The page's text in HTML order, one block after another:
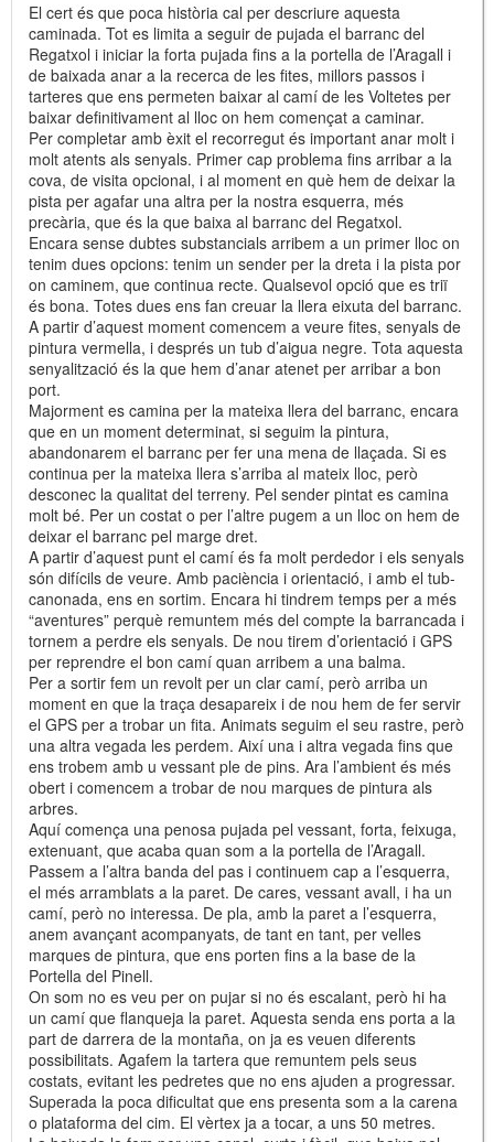
El cert és que poca història cal per descriure aquesta
caminada. Tot es limita a seguir de pujada el barranc del
Regatxol i iniciar la forta pujada fins a la portella de l’Aragall i
de baixada anar a la recerca de les fites, millors passos i
tarteres que ens permeten baixar al camí de les Voltetes per
baixar definitivament al lloc on hem començat a caminar.
Per completar amb èxit el recorregut és important anar molt i
molt atents als senyals. Primer cap problema fins arribar a la
cova, de visita opcional, i al moment en què hem de deixar la
pista per agafar una altra per la nostra esquerra, més
precària, que és la que baixa al barranc del Regatxol.
Encara sense dubtes substancials arribem a un primer lloc on
tenim dues opcions: tenim un sender per la dreta i la pista por
on caminem, que continua recte. Qualsevol opció que es triï
és bona. Totes dues ens fan creuar la llera eixuta del barranc.
A partir d’aquest moment comencem a veure fites, senyals de
pintura vermella, i després un tub d’aigua negre. Tota aquesta
senyalització és la que hem d’anar atenet per arribar a bon
port.
Majorment es camina per la mateixa llera del barranc, encara
que en un moment determinat, si seguim la pintura,
abandonarem el barranc per fer una mena de llaçada. Si es
continua per la mateixa llera s’arriba al mateix lloc, però
desconec la qualitat del terreny. Pel sender pintat es camina
molt bé. Per un costat o per l’altre pugem a un lloc on hem de
deixar el barranc pel marge dret.
A partir d’aquest punt el camí és fa molt perdedor i els senyals
són difícils de veure. Amb paciència i orientació, i amb el tub-
canonada, ens en sortim. Encara hi tindrem temps per a més
“aventures” perquè remuntem més del compte la barrancada i
tornem a perdre els senyals. De nou tirem d’orientació i GPS
per reprendre el bon camí quan arribem a una balma.
Per a sortir fem un revolt per un clar camí, però arriba un
moment en que la traça desapareix i de nou hem de fer servir
el GPS per a trobar un fita. Animats seguim el seu rastre, però
una altra vegada les perdem. Així una i altra vegada fins que
ens trobem amb u vessant ple de pins. Ara l’ambient és més
obert i comencem a trobar de nou marques de pintura als
arbres.
Aquí comença una penosa pujada pel vessant, forta, feixuga,
extenuant, que acaba quan som a la portella de l’Aragall.
Passem a l’altra banda del pas i continuem cap a l’esquerra,
el més arramblats a la paret. De cares, vessant avall, i ha un
camí, però no interessa. De pla, amb la paret a l’esquerra,
anem avançant acompanyats, de tant en tant, per velles
marques de pintura, que ens porten fins a la base de la
Portella del Pinell.
On som no es veu per on pujar si no és escalant, però hi ha
un camí que flanqueja la paret. Aquesta senda ens porta a la
part de darrera de la montaña, on ja es veuen diferents
possibilitats. Agafem la tartera que remuntem pels seus
costats, evitant les pedretes que no ens ajuden a progressar.
Superada la poca dificultat que ens presenta som a la carena
o plataforma del cim. El vèrtex ja a tocar, a uns 50 metres.